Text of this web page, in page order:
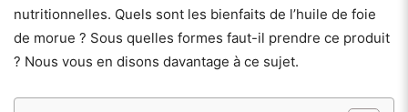
nutritionnelles. Quels sont les bienfaits de l’huile de foie
de morue ? Sous quelles formes faut-il prendre ce produit
? Nous vous en disons davantage à ce sujet.